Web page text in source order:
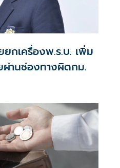
ยกเครื่องพ.ร.บ. เพิ่ม
ผ่านช่องทางผิดกม.